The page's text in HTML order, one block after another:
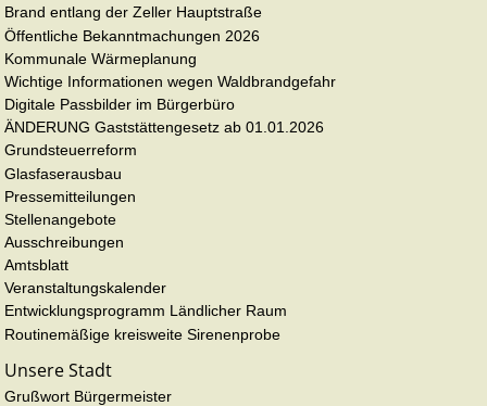
Brand entlang der Zeller Hauptstraße
Öffentliche Bekanntmachungen 2026
Kommunale Wärmeplanung
Wichtige Informationen wegen Waldbrandgefahr
Digitale Passbilder im Bürgerbüro
ÄNDERUNG Gaststättengesetz ab 01.01.2026
Grundsteuerreform
Glasfaserausbau
Pressemitteilungen
Stellenangebote
Ausschreibungen
Amtsblatt
Veranstaltungskalender
Entwicklungsprogramm Ländlicher Raum
Routinemäßige kreisweite Sirenenprobe
Unsere Stadt
Grußwort Bürgermeister